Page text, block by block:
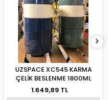
UZSPACE XC545 KARMA
ÇELİK BESLENME 1800ML
1.649,89 TL